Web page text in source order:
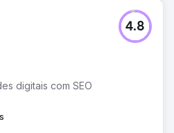
digitais com SEO
4.8